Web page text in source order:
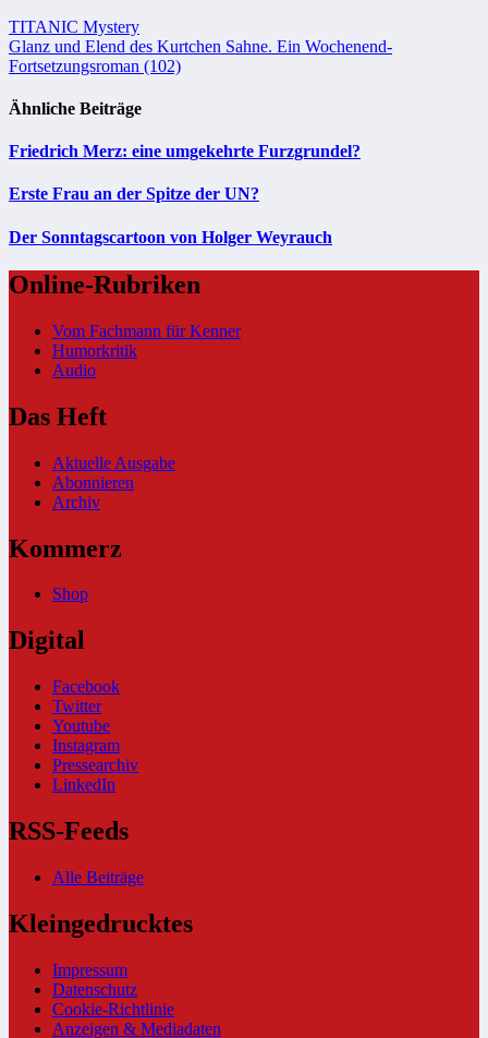
Beitragsnavigation
TITANIC Mystery
Glanz und Elend des Kurtchen Sahne. Ein Wochenend-
Fortsetzungsroman (102)
Ähnliche Beiträge
Friedrich Merz: eine umgekehrte Furzgrundel?
Erste Frau an der Spitze der UN?
Der Sonntagscartoon von Holger Weyrauch
Online-Rubriken
Vom Fachmann für Kenner
Humorkritik
Audio
Das Heft
Aktuelle Ausgabe
Abonnieren
Archiv
Kommerz
Shop
Digital
Facebook
Twitter
Youtube
Instagram
Pressearchiv
LinkedIn
RSS-Feeds
Alle Beiträge
Kleingedrucktes
Impressum
Datenschutz
Cookie-Richtlinie
Anzeigen & Mediadaten